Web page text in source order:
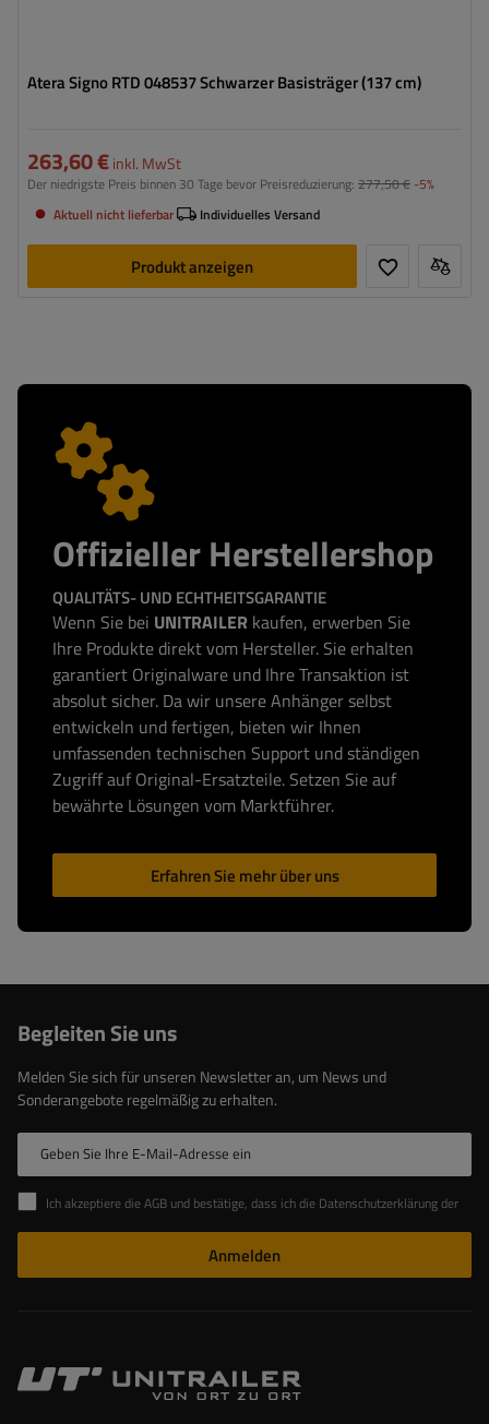
Atera Signo RTD 048537 Schwarzer Basisträger (137 cm)
263,60 €inkl. MwSt
Der niedrigste Preis binnen 30 Tage bevor Preisreduzierung: 277,50 € -5%
Aktuell nicht lieferbar
Individuelles Versand
Produkt anzeigen
Offizieller Herstellershop
QUALITÄTS- UND ECHTHEITSGARANTIE
Wenn Sie bei UNITRAILER kaufen, erwerben Sie
Ihre Produkte direkt vom Hersteller. Sie erhalten
garantiert Originalware und Ihre Transaktion ist
absolut sicher. Da wir unsere Anhänger selbst
entwickeln und fertigen, bieten wir Ihnen
umfassenden technischen Support und ständigen
Zugriff auf Original-Ersatzteile. Setzen Sie auf
bewährte Lösungen vom Marktführer.
Erfahren Sie mehr über uns
Begleiten Sie uns
Melden Sie sich für unseren Newsletter an, um News und
Sonderangebote regelmäßig zu erhalten.
Geben Sie Ihre E-Mail-Adresse ein
Ich akzeptiere die AGB und bestätige, dass ich die Datenschutzerklärung der Website zur Kenntnis genommen habe
Anmelden